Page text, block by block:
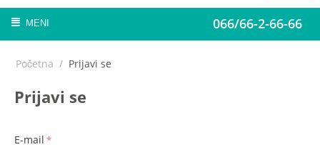
066/66-2-66-66
MENI
Početna / Prijavi se
Prijavi se
E-mail